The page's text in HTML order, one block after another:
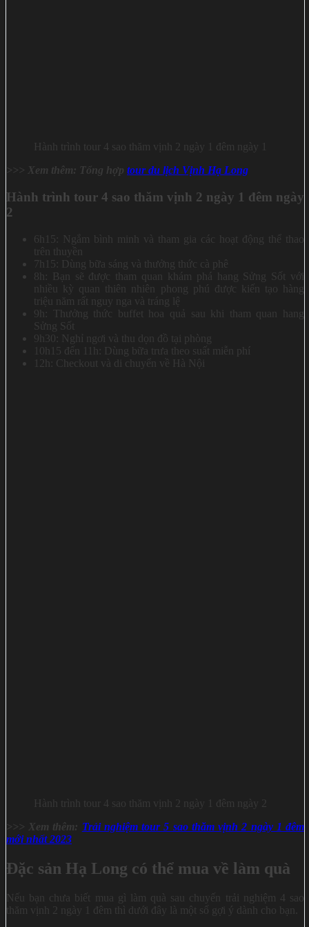
Hành trình tour 4 sao thăm vịnh 2 ngày 1 đêm ngày 1
>>> Xem thêm: Tổng hợp tour du lịch Vịnh Hạ Long
Hành trình tour 4 sao thăm vịnh 2 ngày 1 đêm ngày
2
6h15: Ngắm bình minh và tham gia các hoạt động thể thao
trên thuyền
7h15: Dùng bữa sáng và thưởng thức cà phê
8h: Bạn sẽ được tham quan khám phá hang Sửng Sốt với
nhiều kỳ quan thiên nhiên phong phú được kiến tạo hàng
triệu năm rất nguy nga và tráng lệ
9h: Thưởng thức buffet hoa quả sau khi tham quan hang
Sửng Sốt
9h30: Nghỉ ngơi và thu dọn đồ tại phòng
10h15 đến 11h: Dùng bữa trưa theo suất miễn phí
12h: Checkout và di chuyển về Hà Nội
Hành trình tour 4 sao thăm vịnh 2 ngày 1 đêm ngày 2
>>> Xem thêm: Trải nghiệm tour 5 sao thăm vịnh 2 ngày 1 đêm
mới nhất 2023
Đặc sản Hạ Long có thể mua về làm quà
Nếu bạn chưa biết mua gì làm quà sau chuyến trải nghiệm 4 sao
thăm vịnh 2 ngày 1 đêm thì dưới đây là một số gợi ý dành cho bạn.